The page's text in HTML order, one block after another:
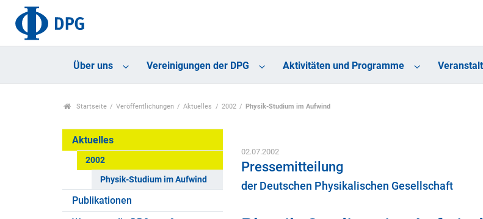
Über uns Vereinigungen der DPG Aktivitäten und Programme
Startseite Veröffentlichungen Aktuelles 2002 Physik-Studium im Aufwind
Aktuelles
2002
Physik-Studium im Aufwind
Publikationen
02.07.2002
Pressemitteilung
der Deutschen Physikalischen Gesellschaft